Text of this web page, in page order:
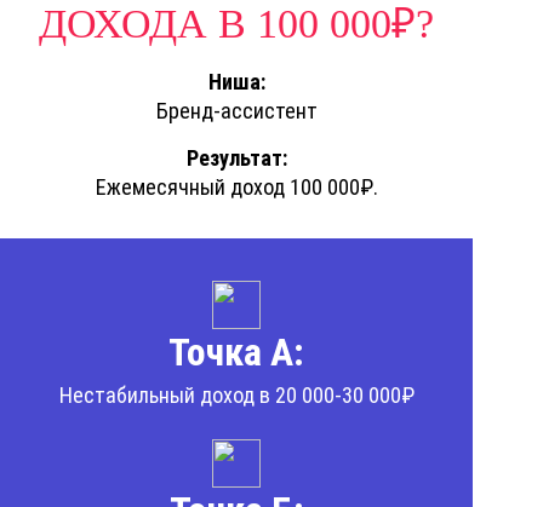
ДОХОДА В 100 000₽?
Ниша:
Бренд-ассистент
Результат:
Ежемесячный доход 100 000₽.
Точка А:
Нестабильный доход в 20 000-30 000₽